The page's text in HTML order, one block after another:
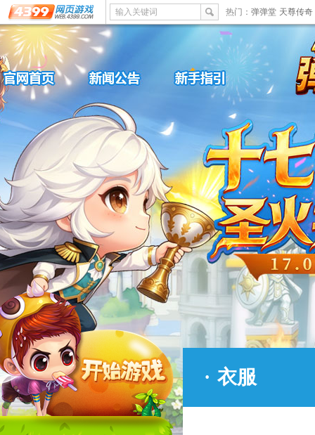
输入关键词 热门： 弹弹堂 天尊传奇
· 衣服